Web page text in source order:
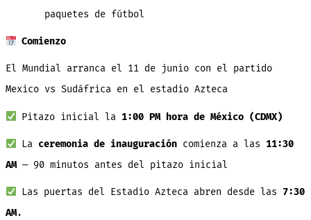
paquetes de fútbol
Comienzo
El Mundial arranca el 11 de junio con el partido
Mexico vs Sudáfrica en el estadio Azteca
Pitazo inicial la 1:00 PM hora de México (CDMX)
La ceremonia de inauguración comienza a las 11:30
AM— 90 minutos antes del pitazo inicial
Las puertas del Estadio Azteca abren desde las 7:30
AM.